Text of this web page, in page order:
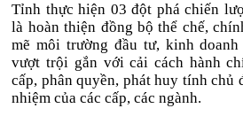
Tỉnh thực hiện 03 đột phá chiến
là hoàn thiện đồng bộ thể chế,
mẽ môi trường đầu tư, kinh
vượt trội gắn với cải cách hành
cấp, phân quyền, phát huy tính chủ
nhiệm của các cấp, các ngành.